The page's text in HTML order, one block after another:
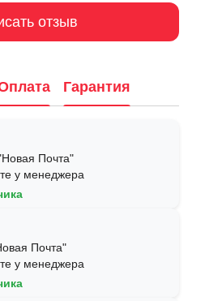
отзыв
Гарантия
Почта"
у менеджера
Почта"
у менеджера